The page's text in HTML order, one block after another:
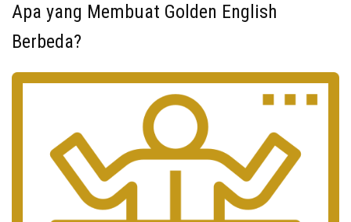
Apa yang Membuat Golden English
Berbeda?